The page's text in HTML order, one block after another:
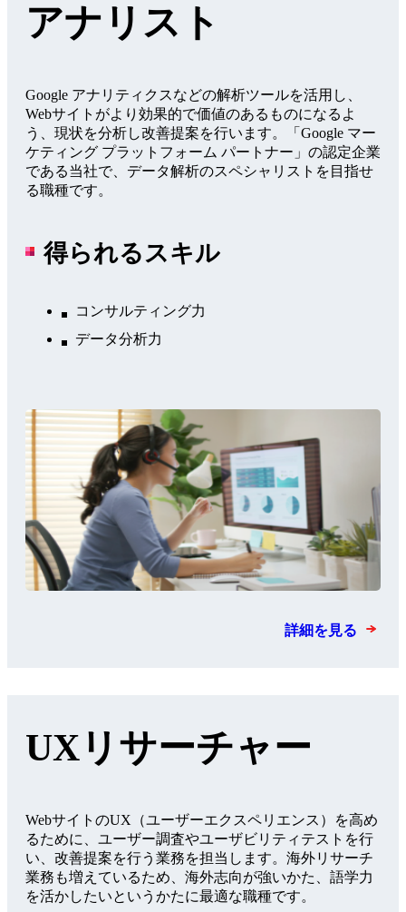
アナリスト
Google アナリティクスなどの解析ツールを活用し、
Webサイトがより効果的で価値のあるものになるよ
う、現状を分析し改善提案を行います。「Google マー
ケティング プラットフォーム パートナー」の認定企業
である当社で、データ解析のスペシャリストを目指せ
る職種です。
得られるスキル
コンサルティング力
データ分析力
詳細を見る
UXリサーチャー
WebサイトのUX（ユーザーエクスペリエンス）を高め
るために、ユーザー調査やユーザビリティテストを行
い、改善提案を行う業務を担当します。海外リサーチ
業務も増えているため、海外志向が強いかた、語学力
を活かしたいというかたに最適な職種です。